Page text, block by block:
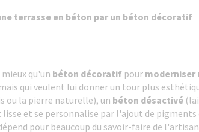
terrasse en béton par un béton décoratif
qu'un béton décoratif pour moderniser
qui veulent lui donner un tour plus
ou la pierre naturelle), un béton désactivé
et se personnalise par l'ajout de
pour beaucoup du savoir-faire de